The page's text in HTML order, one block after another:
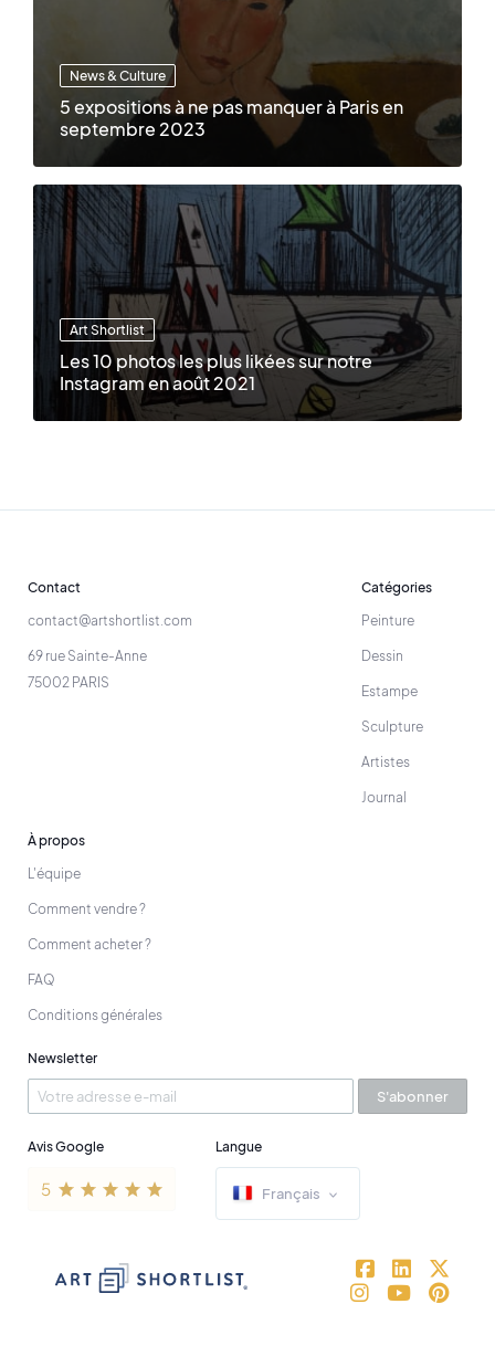
News & Culture
5 expositions à ne pas manquer à Paris en
septembre 2023
Art Shortlist
Les 10 photos les plus likées sur notre
Instagram en août 2021
Contact
contact@artshortlist.com
69 rue Sainte-Anne
75002 PARIS
Catégories
Peinture
Dessin
Estampe
Sculpture
Artistes
Journal
À propos
L'équipe
Comment vendre ?
Comment acheter ?
FAQ
Conditions générales
Newsletter
S'abonner
Avis Google Langue
Français